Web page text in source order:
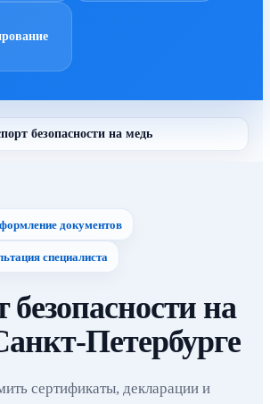
безопасности на медь
документов
специалиста
безопасности на
Петербурге
сертификаты, декларации и